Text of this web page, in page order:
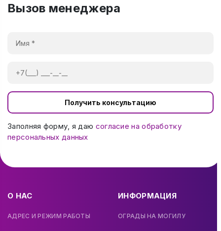
Вызов менеджера
Получить консультацию
Заполняя форму, я даю согласие на обработку
персональных данных
О НАС
АДРЕС И РЕЖИМ РАБОТЫ
ИНФОРМАЦИЯ
ОГРАДЫ НА МОГИЛУ